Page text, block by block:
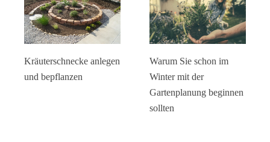
Kräuterschnecke anlegen
und bepflanzen
Warum Sie schon im
Winter mit der
Gartenplanung beginnen
sollten